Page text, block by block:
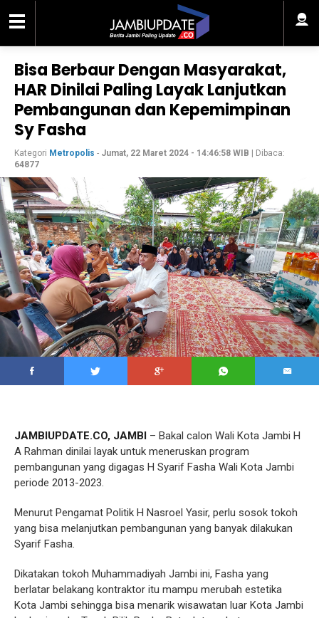
Bisa Berbaur Dengan Masyarakat,
HAR Dinilai Paling Layak Lanjutkan
Pembangunan dan Kepemimpinan
Sy Fasha
Kategori Metropolis - Jumat, 22 Maret 2024 - 14:46:58 WIB | Dibaca:
64877
JAMBIUPDATE.CO, JAMBI – Bakal calon Wali Kota Jambi H
A Rahman dinilai layak untuk meneruskan program
pembangunan yang digagas H Syarif Fasha Wali Kota Jambi
periode 2013-2023.
Menurut Pengamat Politik H Nasroel Yasir, perlu sosok tokoh
yang bisa melanjutkan pembangunan yang banyak dilakukan
Syarif Fasha.
Dikatakan tokoh Muhammadiyah Jambi ini, Fasha yang
berlatar belakang kontraktor itu mampu merubah estetika
Kota Jambi sehingga bisa menarik wisawatan luar Kota Jambi